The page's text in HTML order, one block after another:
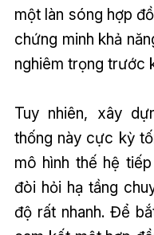
một làn sóng hợp
chứng minh khả
nghiêm trọng trước
Tuy nhiên, xây
thống này cực kỳ
mô hình thế hệ
đòi hỏi hạ tầng
độ rất nhanh. Để